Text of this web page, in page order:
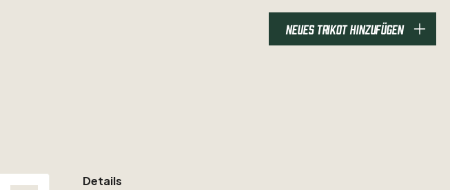
NEUES TRIKOT HINZUFÜGEN
Details